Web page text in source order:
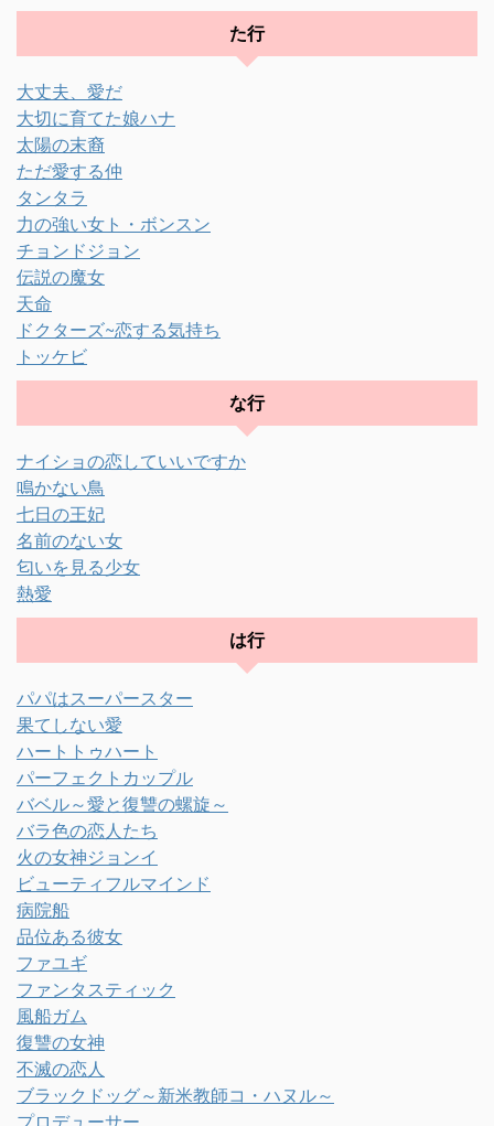
た行
大丈夫、愛だ
大切に育てた娘ハナ
太陽の末裔
ただ愛する仲
タンタラ
力の強い女ト・ボンスン
チョンドジョン
伝説の魔女
天命
ドクターズ~恋する気持ち
トッケビ
な行
ナイショの恋していいですか
鳴かない鳥
七日の王妃
名前のない女
匂いを見る少女
熱愛
は行
パパはスーパースター
果てしない愛
ハートトゥハート
パーフェクトカップル
バベル～愛と復讐の螺旋～
バラ色の恋人たち
火の女神ジョンイ
ビューティフルマインド
病院船
品位ある彼女
ファユギ
ファンタスティック
風船ガム
復讐の女神
不滅の恋人
ブラックドッグ～新米教師コ・ハヌル～